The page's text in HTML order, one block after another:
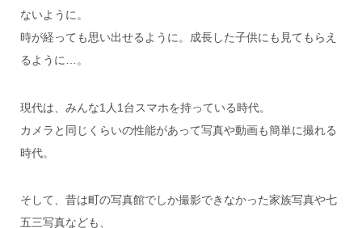
ないように。
時が経っても思い出せるように。成長した子供にも見てもらえ
るように…。
現代は、みんな1人1台スマホを持っている時代。
カメラと同じくらいの性能があって写真や動画も簡単に撮れる
時代。
そして、昔は町の写真館でしか撮影できなかった家族写真や七
五三写真なども、